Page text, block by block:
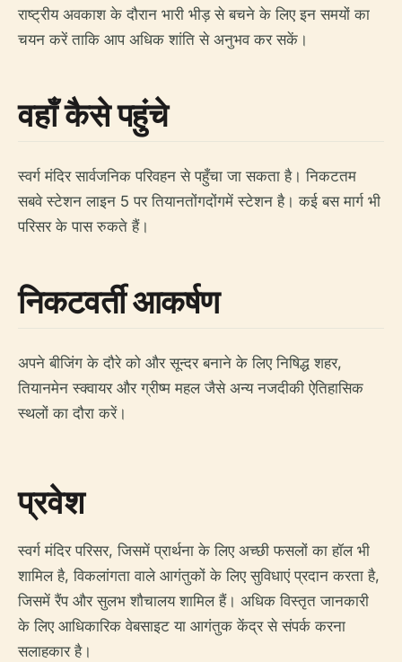
राष्ट्रीय अवकाश के दौरान भारी भीड़ से बचने के लिए इन समयों का
चयन करें ताकि आप अधिक शांति से अनुभव कर सकें।
वहाँ कैसे पहुंचे
स्वर्ग मंदिर सार्वजनिक परिवहन से पहुँचा जा सकता है। निकटतम
सबवे स्टेशन लाइन 5 पर तियानतोंगदोंगमें स्टेशन है। कई बस मार्ग भी
परिसर के पास रुकते हैं।
निकटवर्ती आकर्षण
अपने बीजिंग के दौरे को और सून्दर बनाने के लिए निषिद्ध शहर,
तियानमेन स्क्वायर और ग्रीष्म महल जैसे अन्य नजदीकी ऐतिहासिक
स्थलों का दौरा करें।
प्रवेश
स्वर्ग मंदिर परिसर, जिसमें प्रार्थना के लिए अच्छी फसलों का हॉल भी
शामिल है, विकलांगता वाले आगंतुकों के लिए सुविधाएं प्रदान करता है,
जिसमें रैंप और सुलभ शौचालय शामिल हैं। अधिक विस्तृत जानकारी
के लिए आधिकारिक वेबसाइट या आगंतुक केंद्र से संपर्क करना
सलाहकार है।